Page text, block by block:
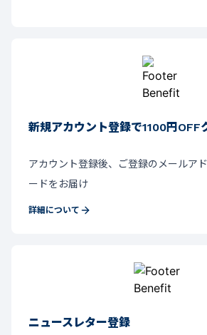
新規アカウント登録で1100円OFF
アカウント登録後、ご登録のメールア
ードをお届け
詳細について
ニュースレター登録